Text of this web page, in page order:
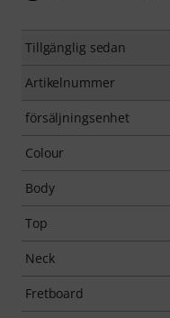
Tillgänglig sedan
Artikelnummer
försäljningsenhet
Colour
Body
Top
Neck
Fretboard